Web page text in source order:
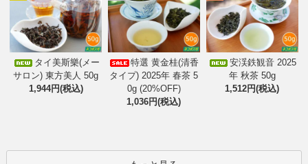
タイ美斯樂(メー
サロン) 東方美人 50g
1,944円(税込)
特選 黄金桂(清香
タイプ) 2025年 春茶 5
0g (20%OFF)
1,036円(税込)
安渓鉄観音 2025
年 秋茶 50g
1,512円(税込)